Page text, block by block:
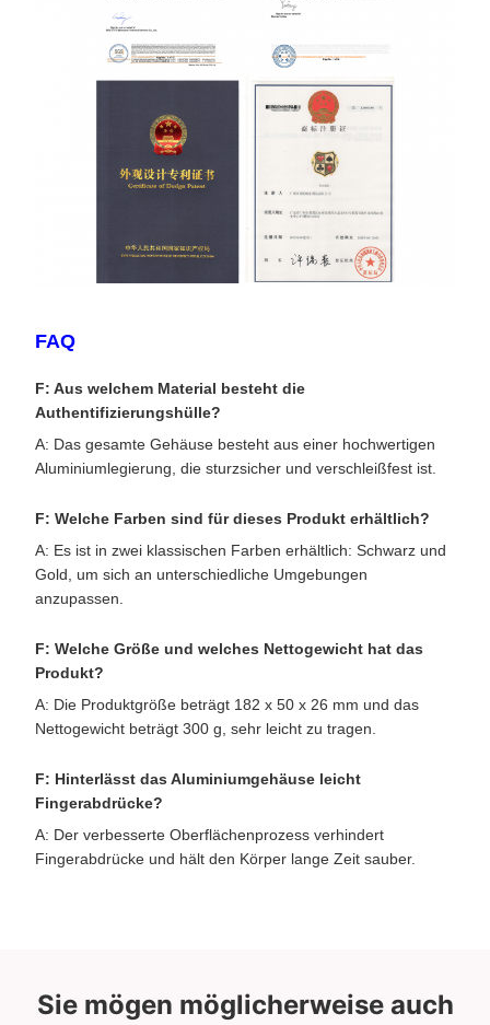
FAQ
F: Aus welchem ​​Material besteht die
Authentifizierungshülle?
A: Das gesamte Gehäuse besteht aus einer hochwertigen
Aluminiumlegierung, die sturzsicher und verschleißfest ist.
F: Welche Farben sind für dieses Produkt erhältlich?
A: Es ist in zwei klassischen Farben erhältlich: Schwarz und
Gold, um sich an unterschiedliche Umgebungen
anzupassen.
F: Welche Größe und welches Nettogewicht hat das
Produkt?
A: Die Produktgröße beträgt 182 x 50 x 26 mm und das
Nettogewicht beträgt 300 g, sehr leicht zu tragen.
F: Hinterlässt das Aluminiumgehäuse leicht
Fingerabdrücke?
A: Der verbesserte Oberflächenprozess verhindert
Fingerabdrücke und hält den Körper lange Zeit sauber.
Sie mögen möglicherweise auch